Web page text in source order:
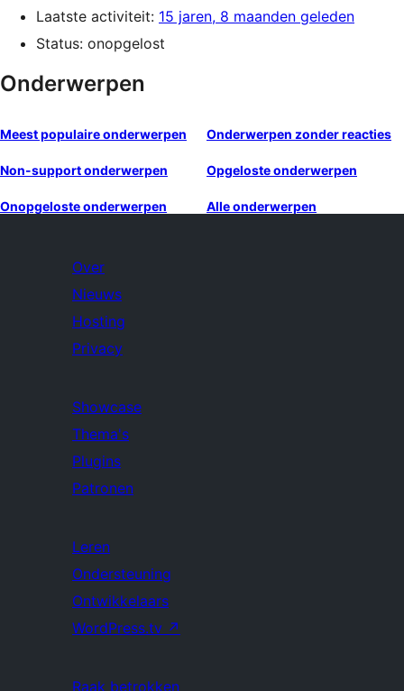
Laatste activiteit: 15 jaren, 8 maanden geleden
Status: onopgelost
Onderwerpen
Meest populaire onderwerpen Onderwerpen zonder reacties
Non-support onderwerpen Opgeloste onderwerpen
Onopgeloste onderwerpen Alle onderwerpen
Over
Nieuws
Hosting
Privacy
Showcase
Thema's
Plugins
Patronen
Leren
Ondersteuning
Ontwikkelaars
WordPress.tv ↗
Raak betrokken